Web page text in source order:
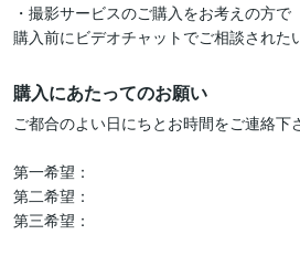
・撮影サービスのご購入をお考えの方で
購入前にビデオチャットでご相談された
購入にあたってのお願い
ご都合のよい日にちとお時間をご連絡下
第一希望：
第二希望：
第三希望：